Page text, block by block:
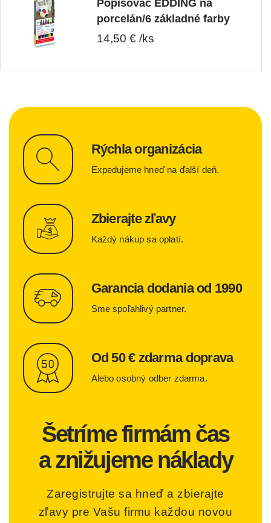
Popisovač EDDING na
porcelán/6 základné farby
14,50 € /ks
Šetríme firmám čas
a znižujeme náklady
Zaregistrujte sa hneď a zbierajte
zľavy pre Vašu firmu každou novou
Rýchla organizácia
Expedujeme hneď na ďalší deň.
Zbierajte zľavy
Každý nákup sa oplatí.
Garancia dodania od 1990
Sme spoľahlivý partner.
Od 50 € zdarma doprava
Alebo osobný odber zdarma.